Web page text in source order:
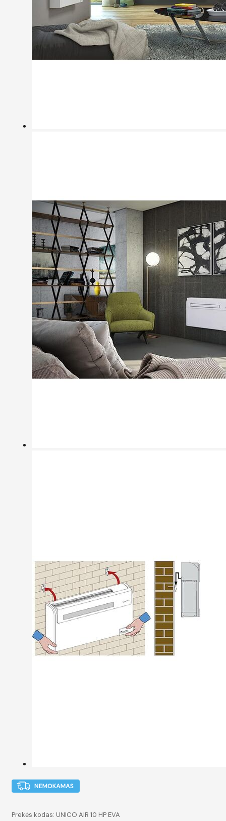
Prekės kodas: UNICO AIR 10 HP EVA